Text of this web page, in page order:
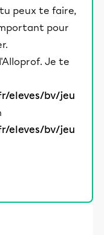
peux te faire,
pour
Je te
eleves/bv/jeu
eleves/bv/jeu